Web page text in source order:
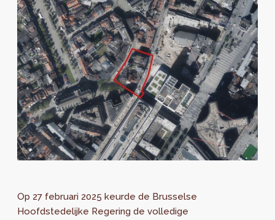
Op 27 februari 2025 keurde de Brusselse
Hoofdstedelijke Regering de volledige